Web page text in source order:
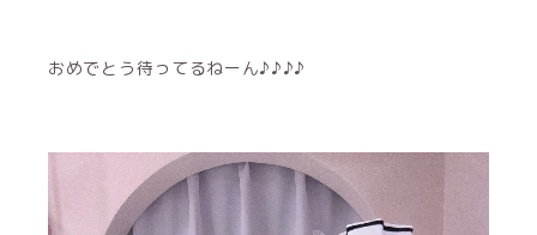
おめでとう待ってるねーん♪♪♪♪